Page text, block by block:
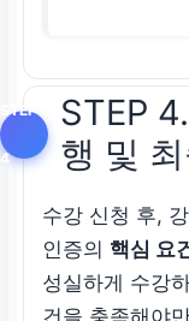
STEP
행 및
수강 신청 후,
인증의 핵심 요
성실하게 수강